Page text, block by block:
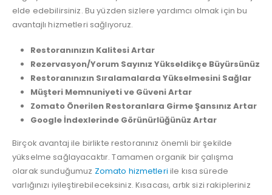
elde edebilirsiniz. Bu yüzden sizlere yardımcı olmak için bu
avantajlı hizmetleri sağlıyoruz.
Restoranınızın Kalitesi Artar
Rezervasyon/Yorum Sayınız Yükseldikçe Büyürsünüz
Restoranınızın Sıralamalarda Yükselmesini Sağlar
Müşteri Memnuniyeti ve Güveni Artar
Zomato Önerilen Restoranlara Girme Şansınız Artar
Google İndexlerinde Görünürlüğünüz Artar
Birçok avantaj ile birlikte restoranınız önemli bir şekilde
yükselme sağlayacaktır. Tamamen organik bir çalışma
olarak sunduğumuz Zomato hizmetleri ile kısa sürede
varlığınızı iyileştirebileceksiniz. Kısacası, artık sizi rakipleriniz